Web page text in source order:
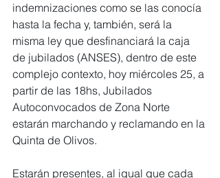
indemnizaciones como se las conocía
hasta la fecha y, también, será la
misma ley que desfinanciará la caja
de jubilados (ANSES), dentro de este
complejo contexto, hoy miércoles 25, a
partir de las 18hs, Jubilados
Autoconvocados de Zona Norte
estarán marchando y reclamando en la
Quinta de Olivos.
Estarán presentes, al igual que cada